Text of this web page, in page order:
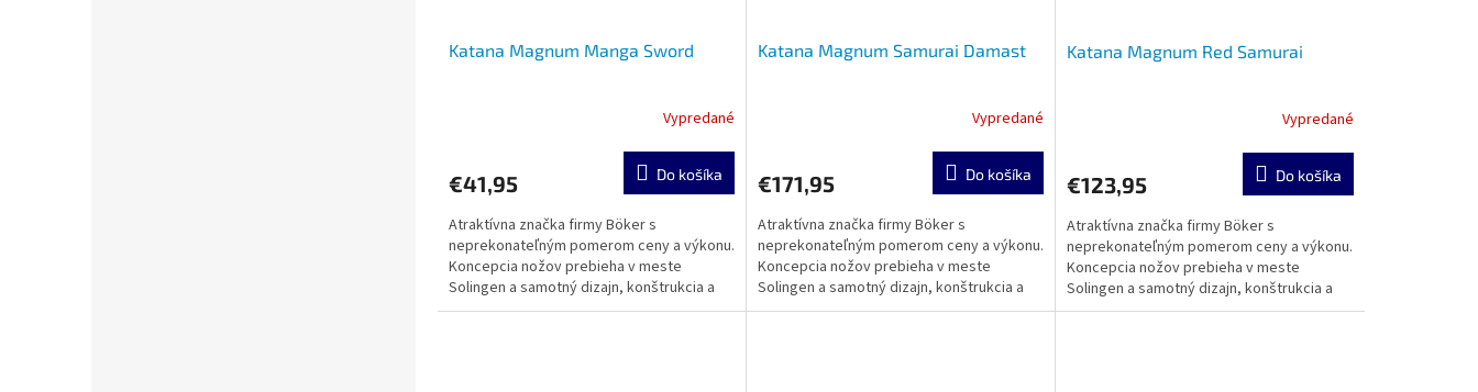
Katana Magnum Manga Sword
Vypredané
€41,95 Do košíka
Atraktívna značka firmy Böker s
neprekonateľným pomerom ceny a výkonu.
Koncepcia nožov prebieha v meste
Solingen a samotný dizajn, konštrukcia a
výroba sa realizuje v zámorí....
Katana Magnum Samurai Damast
Vypredané
€171,95 Do košíka
Atraktívna značka firmy Böker s
neprekonateľným pomerom ceny a výkonu.
Koncepcia nožov prebieha v meste
Solingen a samotný dizajn, konštrukcia a
výroba sa realizuje v zámorí....
Katana Magnum Red Samurai
Vypredané
€123,95 Do košíka
Atraktívna značka firmy Böker s
neprekonateľným pomerom ceny a výkonu.
Koncepcia nožov prebieha v meste
Solingen a samotný dizajn, konštrukcia a
výroba sa realizuje v zámorí....